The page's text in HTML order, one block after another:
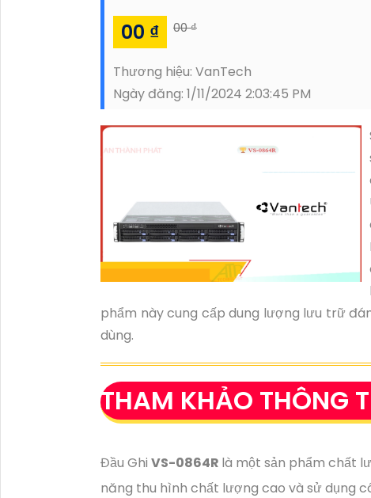
00 ₫ 00 ₫
Thương hiệu: VanTech
Ngày đăng: 1/11/2024 2:03:45 PM
phẩm này cung cấp dung lượng lưu trữ
dùng.
THAM KHẢO THÔNG
Đầu Ghi VS-0864R là một sản phẩm chất
năng thu hình chất lượng cao và sử dụng